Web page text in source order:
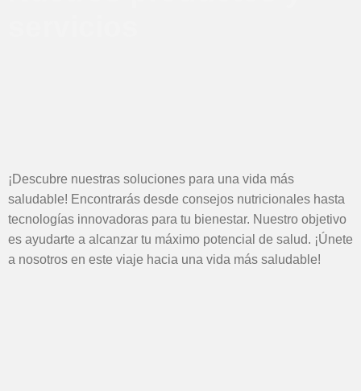
¡Descubre nuestras soluciones para una vida más
saludable! Encontrarás desde consejos nutricionales hasta
tecnologías innovadoras para tu bienestar. Nuestro objetivo
es ayudarte a alcanzar tu máximo potencial de salud. ¡Únete
a nosotros en este viaje hacia una vida más saludable!